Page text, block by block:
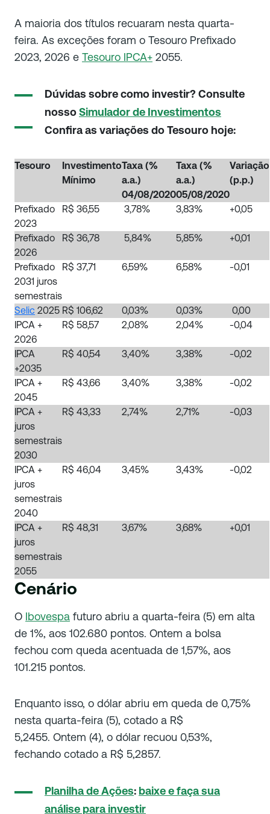
A maioria dos títulos recuaram nesta quarta-
feira. As exceções foram o Tesouro Prefixado
2023, 2026 e Tesouro IPCA+ 2055.
Dúvidas sobre como investir? Consulte
nossoSimulador de Investimentos
Confira as variações do Tesouro hoje:
Tesouro
Investimento
Mínimo
Taxa (%
a.a.)
04/08/2020
Taxa (%
a.a.)
05/08/2020
Variação
(p.p.)
Prefixado
2023
R$ 36,55 3,78% 3,83% +0,05
Prefixado
2026
R$ 36,78 5,84% 5,85% +0,01
Prefixado
2031 juros
semestrais
R$ 37,71 6,59% 6,58% -0,01
Selic 2025 R$ 106,62 0,03% 0,03%
0,00
IPCA +
2026
R$ 58,57 2,08% 2,04% -0,04
IPCA
+2035
R$ 40,54 3,40% 3,38% -0,02
IPCA +
2045
R$ 43,66 3,40% 3,38% -0,02
IPCA +
juros
semestrais
2030
R$ 43,33 2,74% 2,71% -0,03
IPCA +
juros
semestrais
2040
R$ 46,04 3,45% 3,43% -0,02
IPCA +
juros
semestrais
2055
R$ 48,31 3,67% 3,68% +0,01
Cenário
O Ibovespa futuro abriu a quarta-feira (5) em alta
de 1%, aos 102.680 pontos. Ontem a bolsa
fechou com queda acentuada de 1,57%, aos
101.215 pontos.
Enquanto isso, o dólar abriu em queda de 0,75%
nesta quarta-feira (5), cotado a R$
5,2455. Ontem (4), o dólar recuou 0,53%,
fechando cotado a R$ 5,2857.
Planilha de Ações: baixe e faça sua
análise para investir